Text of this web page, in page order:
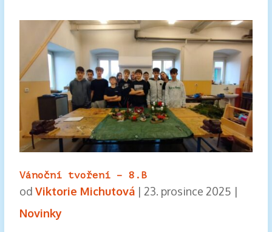
Vánoční tvoření – 8.B
od Viktorie Michutová| 23. prosince 2025 |
Novinky